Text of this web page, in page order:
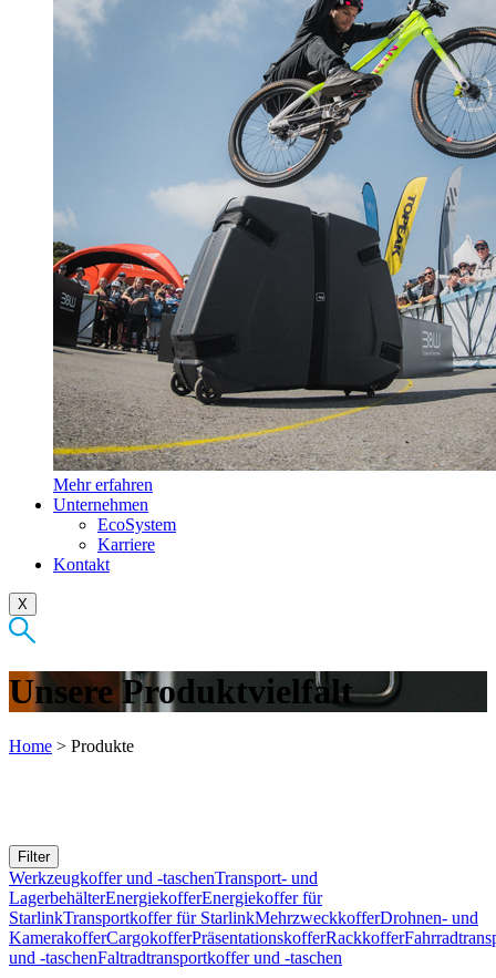
Mehr erfahren
Unternehmen
EcoSystem
Karriere
Kontakt
X
Unsere Produktvielfalt
Home > Produkte
Filter
Werkzeugkoffer und -taschenTransport- und
LagerbehälterEnergiekofferEnergiekoffer für
StarlinkTransportkoffer für StarlinkMehrzweckkofferDrohnen- und
KamerakofferCargokofferPräsentationskofferRackkoffer
und -taschenFaltradtransportkoffer und -taschen